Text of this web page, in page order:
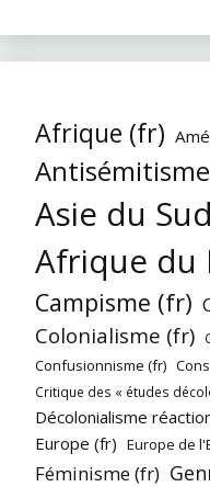
Afrique (fr)
Asie du
Afrique du
Campisme (fr)
Colonialisme (fr)
Confusionnisme (fr)
Critique des « études
Décolonialisme
Europe (fr) Europe de
Féminisme (fr)